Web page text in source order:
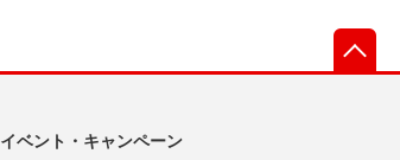
イベント・キャンペーン